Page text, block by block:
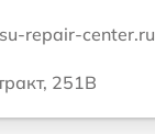
repair-center.ru
251В